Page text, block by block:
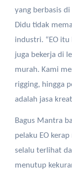
yang berbasis di
Didu tidak
industri. “EO itu
juga bekerja di
murah. Kami
rigging, hingga
adalah jasa
Bagus Mantra
pelaku EO
selalu terlihat
menutup